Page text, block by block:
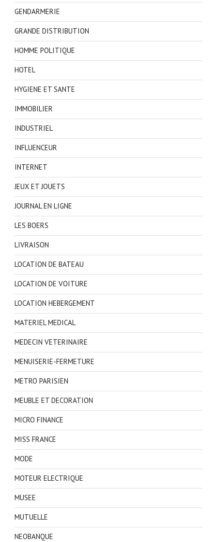
GENDARMERIE
GRANDE DISTRIBUTION
HOMME POLITIQUE
HOTEL
HYGIENE ET SANTE
IMMOBILIER
INDUSTRIEL
INFLUENCEUR
INTERNET
JEUX ET JOUETS
JOURNAL EN LIGNE
LES BOERS
LIVRAISON
LOCATION DE BATEAU
LOCATION DE VOITURE
LOCATION HEBERGEMENT
MATERIEL MEDICAL
MEDECIN VETERINAIRE
MENUISERIE-FERMETURE
METRO PARISIEN
MEUBLE ET DECORATION
MICRO FINANCE
MISS FRANCE
MODE
MOTEUR ELECTRIQUE
MUSEE
MUTUELLE
NEOBANQUE